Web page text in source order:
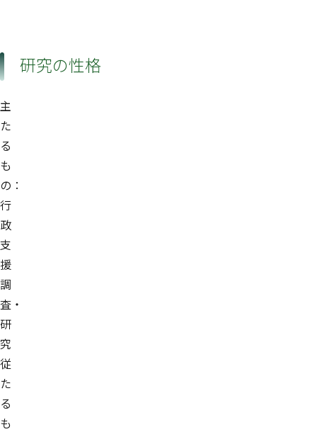
研究の性格
主
た
る
も
の：
行
政
支
援
調
査・
研
究
従
た
る
も